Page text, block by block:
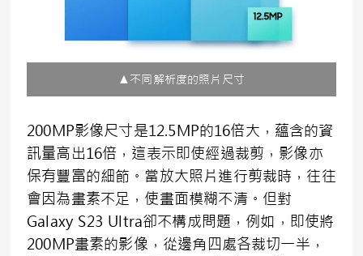
▲不同解析度的照片尺寸
200MP影像尺寸是12.5MP的16倍大，蘊含的資
訊量高出16倍，這表示即使經過裁剪，影像亦
保有豐富的細節。當放大照片進行剪裁時，往往
會因為畫素不足，使畫面模糊不清。但對
Galaxy S23 Ultra卻不構成問題，例如，即使將
200MP畫素的影像，從邊角四處各裁切一半，